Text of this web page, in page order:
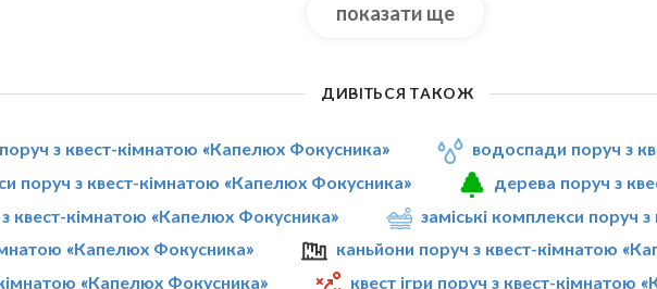
показати ще
ДИВІТЬСЯ ТАКОЖ
з квест-кімнатою «Капелюх Фокусника»
водоспади поруч з
поруч з квест-кімнатою «Капелюх Фокусника»
дерева поруч з
з квест-кімнатою «Капелюх Фокусника»
заміські комплекси поруч
«Капелюх Фокусника»
каньйони поруч з квест-кімнатою
«Капелюх Фокусника»
квест ігри поруч з квест-кімнатою